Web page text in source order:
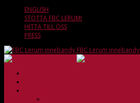
ENGLISH
STÖTTA FBC LERUM!
HITTA TILL OSS
PRESS
FBC Lerum innebandy